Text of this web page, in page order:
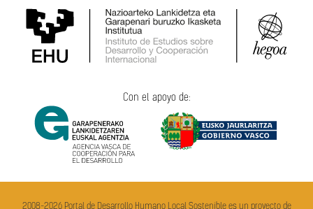
Con el apoyo de:
2008-2026 Portal de Desarrollo Humano Local Sostenible es un proyecto de